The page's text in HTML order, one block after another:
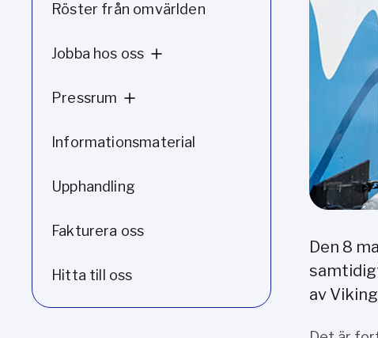
Röster från omvärlden
Jobba hos oss
Pressrum
Informationsmaterial
Upphandling
Fakturera oss
Hitta till oss
Den 8
av